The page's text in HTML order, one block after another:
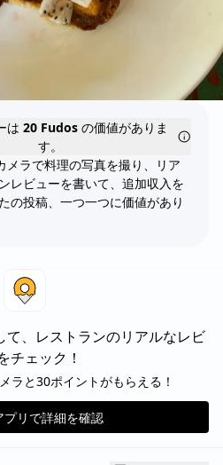
は20 Fudos の価値がありま
す。
メラで料理の写真を撮り、リア
レビューを書いて、追加収入を
の投稿、一つ一つに価値があり
、レストランのリアルなレビ
チェック！
ラと30ポイントがもらえる！
プリで詳細を確認